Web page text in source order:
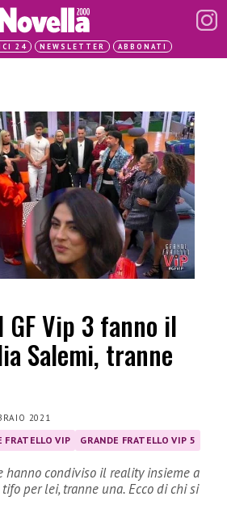
24 NEWSLETTER ABBONATI
Vip 3 fanno il
Salemi, tranne
2021
FRATELLO VIP GRANDE FRATELLO VIP 5
hanno condiviso il reality insieme a
per lei, tranne una. Ecco di chi si